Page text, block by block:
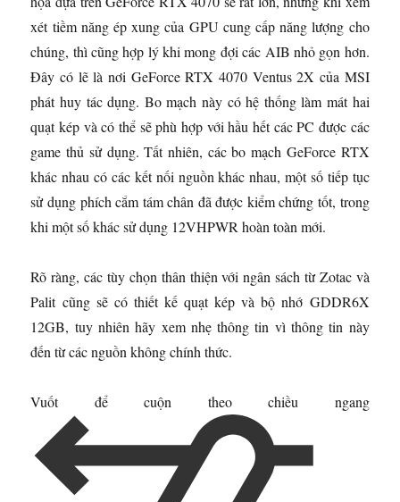
xét tiềm năng ép xung của GPU cung cấp năng lượng cho
chúng, thì cũng hợp lý khi mong đợi các AIB nhỏ gọn hơn.
Đây có lẽ là nơi GeForce RTX 4070 Ventus 2X của MSI
phát huy tác dụng. Bo mạch này có hệ thống làm mát hai
quạt kép và có thể sẽ phù hợp với hầu hết các PC được các
game thủ sử dụng. Tất nhiên, các bo mạch GeForce RTX
khác nhau có các kết nối nguồn khác nhau, một số tiếp tục
sử dụng phích cắm tám chân đã được kiểm chứng tốt, trong
khi một số khác sử dụng 12VHPWR hoàn toàn mới.
Rõ ràng, các tùy chọn thân thiện với ngân sách từ Zotac và
Palit cũng sẽ có thiết kế quạt kép và bộ nhớ GDDR6X
12GB, tuy nhiên hãy xem nhẹ thông tin vì thông tin này
đến từ các nguồn không chính thức.
Vuốt để cuộn theo chiều ngang